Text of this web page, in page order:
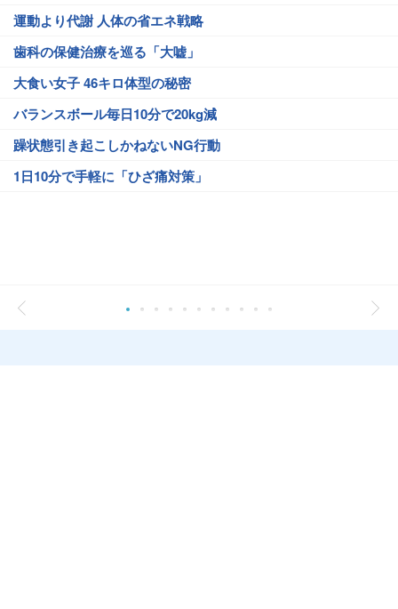
運動より代謝 人体の省エネ戦略
歯科の保健治療を巡る「大嘘」
大食い女子 46キロ体型の秘密
バランスボール毎日10分で20kg減
躁状態引き起こしかねないNG行動
1日10分で手軽に「ひざ痛対策」